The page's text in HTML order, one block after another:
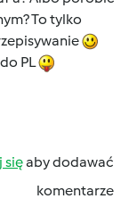
To tylko
PL
sięaby dodawać
komentarze